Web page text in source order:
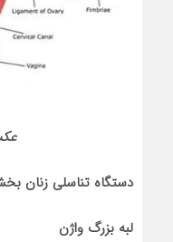
دستگاه تناسلی زنان
لبه بزرگ واژن